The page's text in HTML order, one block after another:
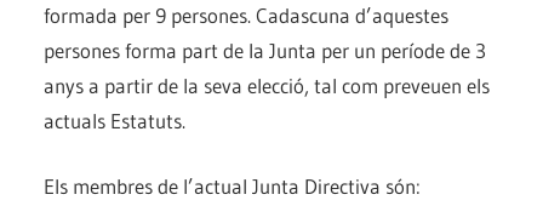
formada per 9 persones. Cadascuna d’aquestes
persones forma part de la Junta per un període de 3
anys a partir de la seva elecció, tal com preveuen els
actuals Estatuts.
Els membres de l’actual Junta Directiva són: